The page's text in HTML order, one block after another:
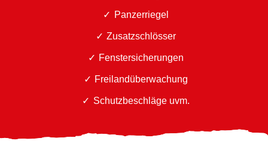
Panzerriegel
Zusatzschlösser
Fenstersicherungen
Freilandüberwachung
Schutzbeschläge uvm.